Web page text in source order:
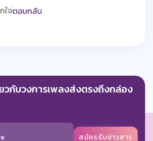
ใจตอบกลับ
วกับวงการเพลงส่งตรงถึงกล่อง
สมัครรับข่าวสาร